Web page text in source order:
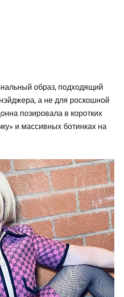
образ, подходящий
а не для роскошной
позировала в коротких
и массивных ботинках на